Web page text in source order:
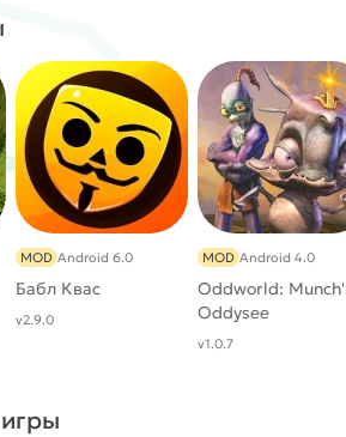
Бабл Квас
MOD Android 6.0
v2.9.0
Oddworld:
Oddysee
MOD Android 4.0
v1.0.7